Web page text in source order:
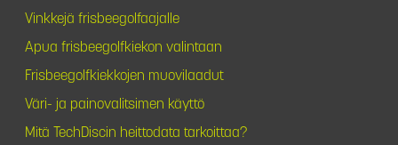
Vinkkejä frisbeegolfaajalle
Apua frisbeegolfkiekon valintaan
Frisbeegolfkiekkojen muovilaadut
Väri- ja painovalitsimen käyttö
Mitä TechDiscin heittodata tarkoittaa?